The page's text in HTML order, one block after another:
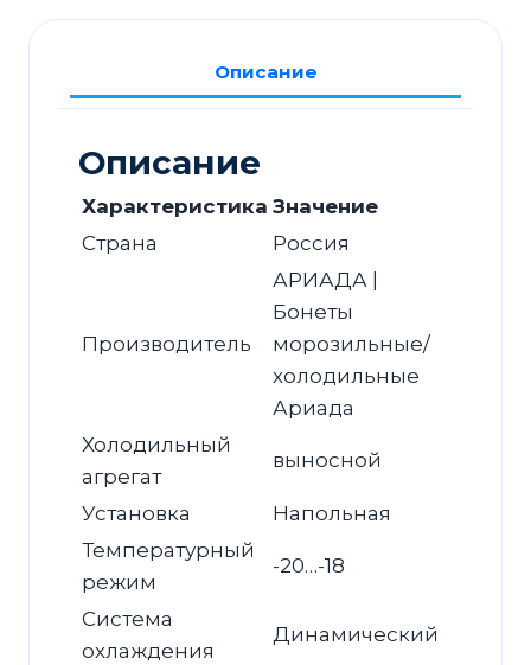
ВН18G-
260
Описание
Описание
Характеристика Значение
Страна
Россия
Производитель
АРИАДА |
Бонеты
морозильные/
холодильные
Ариада
Холодильный
агрегат
выносной
Установка
Напольная
Температурный
режим
-20…-18
Система
охлаждения
Динамический